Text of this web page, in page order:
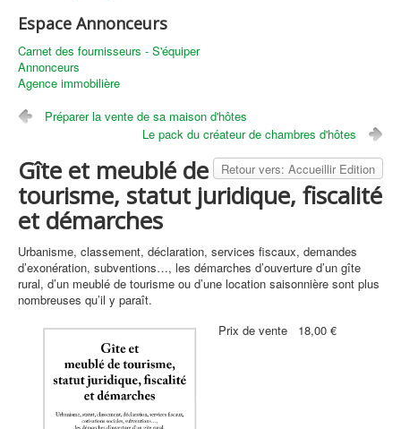
Espace Annonceurs
Carnet des fournisseurs - S'équiper
Annonceurs
Agence immobilière
Préparer la vente de sa maison d'hôtes
Le pack du créateur de chambres d'hôtes
Retour vers: Accueillir Edition
Gîte et meublé de
tourisme, statut juridique, fiscalité
et démarches
Urbanisme, classement, déclaration, services fiscaux, demandes
d’exonération, subventions…, les démarches d’ouverture d’un gîte
rural, d’un meublé de tourisme ou d’une location saisonnière sont plus
nombreuses qu’il y paraît.
Prix ​​de vente
18,00 €